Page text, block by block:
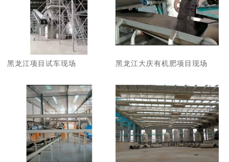
黑龙江项目试车现场 黑龙江大庆有机肥项目现场